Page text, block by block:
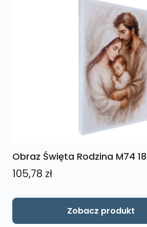
Obraz Święta Rodzina M74
105,78 zł
Zobacz produkt